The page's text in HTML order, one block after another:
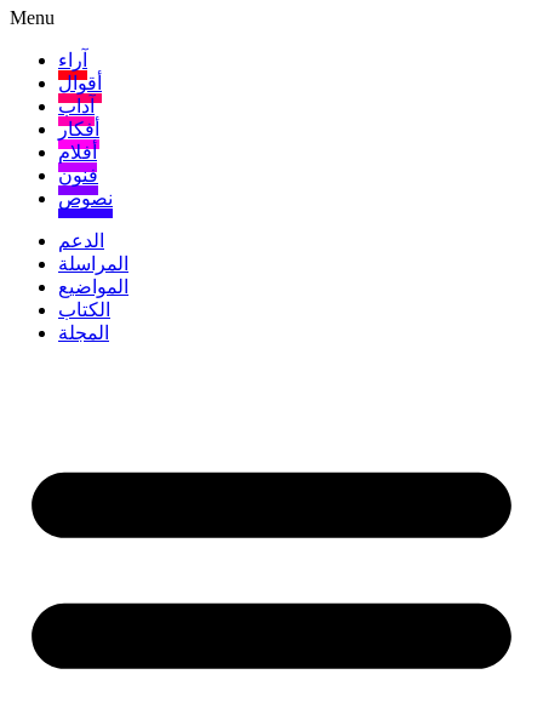
Menu
آراء
أقوال
آداب
أفكار
أفلام
فنون
نصوص
الدعم
المراسلة
المواضيع
الكتاب
المجلة